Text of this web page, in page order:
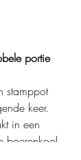
portie
stamppot
keer.
in een
boerenkool